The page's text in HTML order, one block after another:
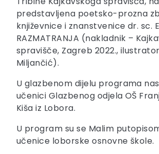
predstavljena poetsko-prozna
književnice i znanstvenice dr. sc.
RAZMATRANJA (nakladnik –
spravišče, Zagreb 2022.,
Miljančić).
U glazbenom dijelu programa
učenici Glazbenog odjela OŠ
Kiša iz Lobora.
U program su se Malim
učenice loborske osnovne škole.